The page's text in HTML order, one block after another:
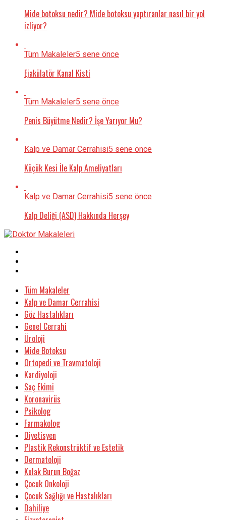
Mide botoksu nedir? Mide botoksu yaptıranlar nasıl bir yol
izliyor?
Tüm Makaleler5 sene önce
Ejakülatör Kanal Kisti
Tüm Makaleler5 sene önce
Penis Büyütme Nedir? İşe Yarıyor Mu?
Kalp ve Damar Cerrahisi5 sene önce
Küçük Kesi İle Kalp Ameliyatları
Kalp ve Damar Cerrahisi5 sene önce
Kalp Deliği (ASD) Hakkında Herşey
Tüm Makaleler
Kalp ve Damar Cerrahisi
Göz Hastalıkları
Genel Cerrahi
Üroloji
Mide Botoksu
Ortopedi ve Travmatoloji
Kardiyoloji
Saç Ekimi
Koronavirüs
Psikolog
Farmakolog
Diyetisyen
Plastik Rekonstrüktif ve Estetik
Dermatoloji
Kulak Burun Boğaz
Çocuk Onkoloji
Çocuk Sağlığı ve Hastalıkları
Dahiliye